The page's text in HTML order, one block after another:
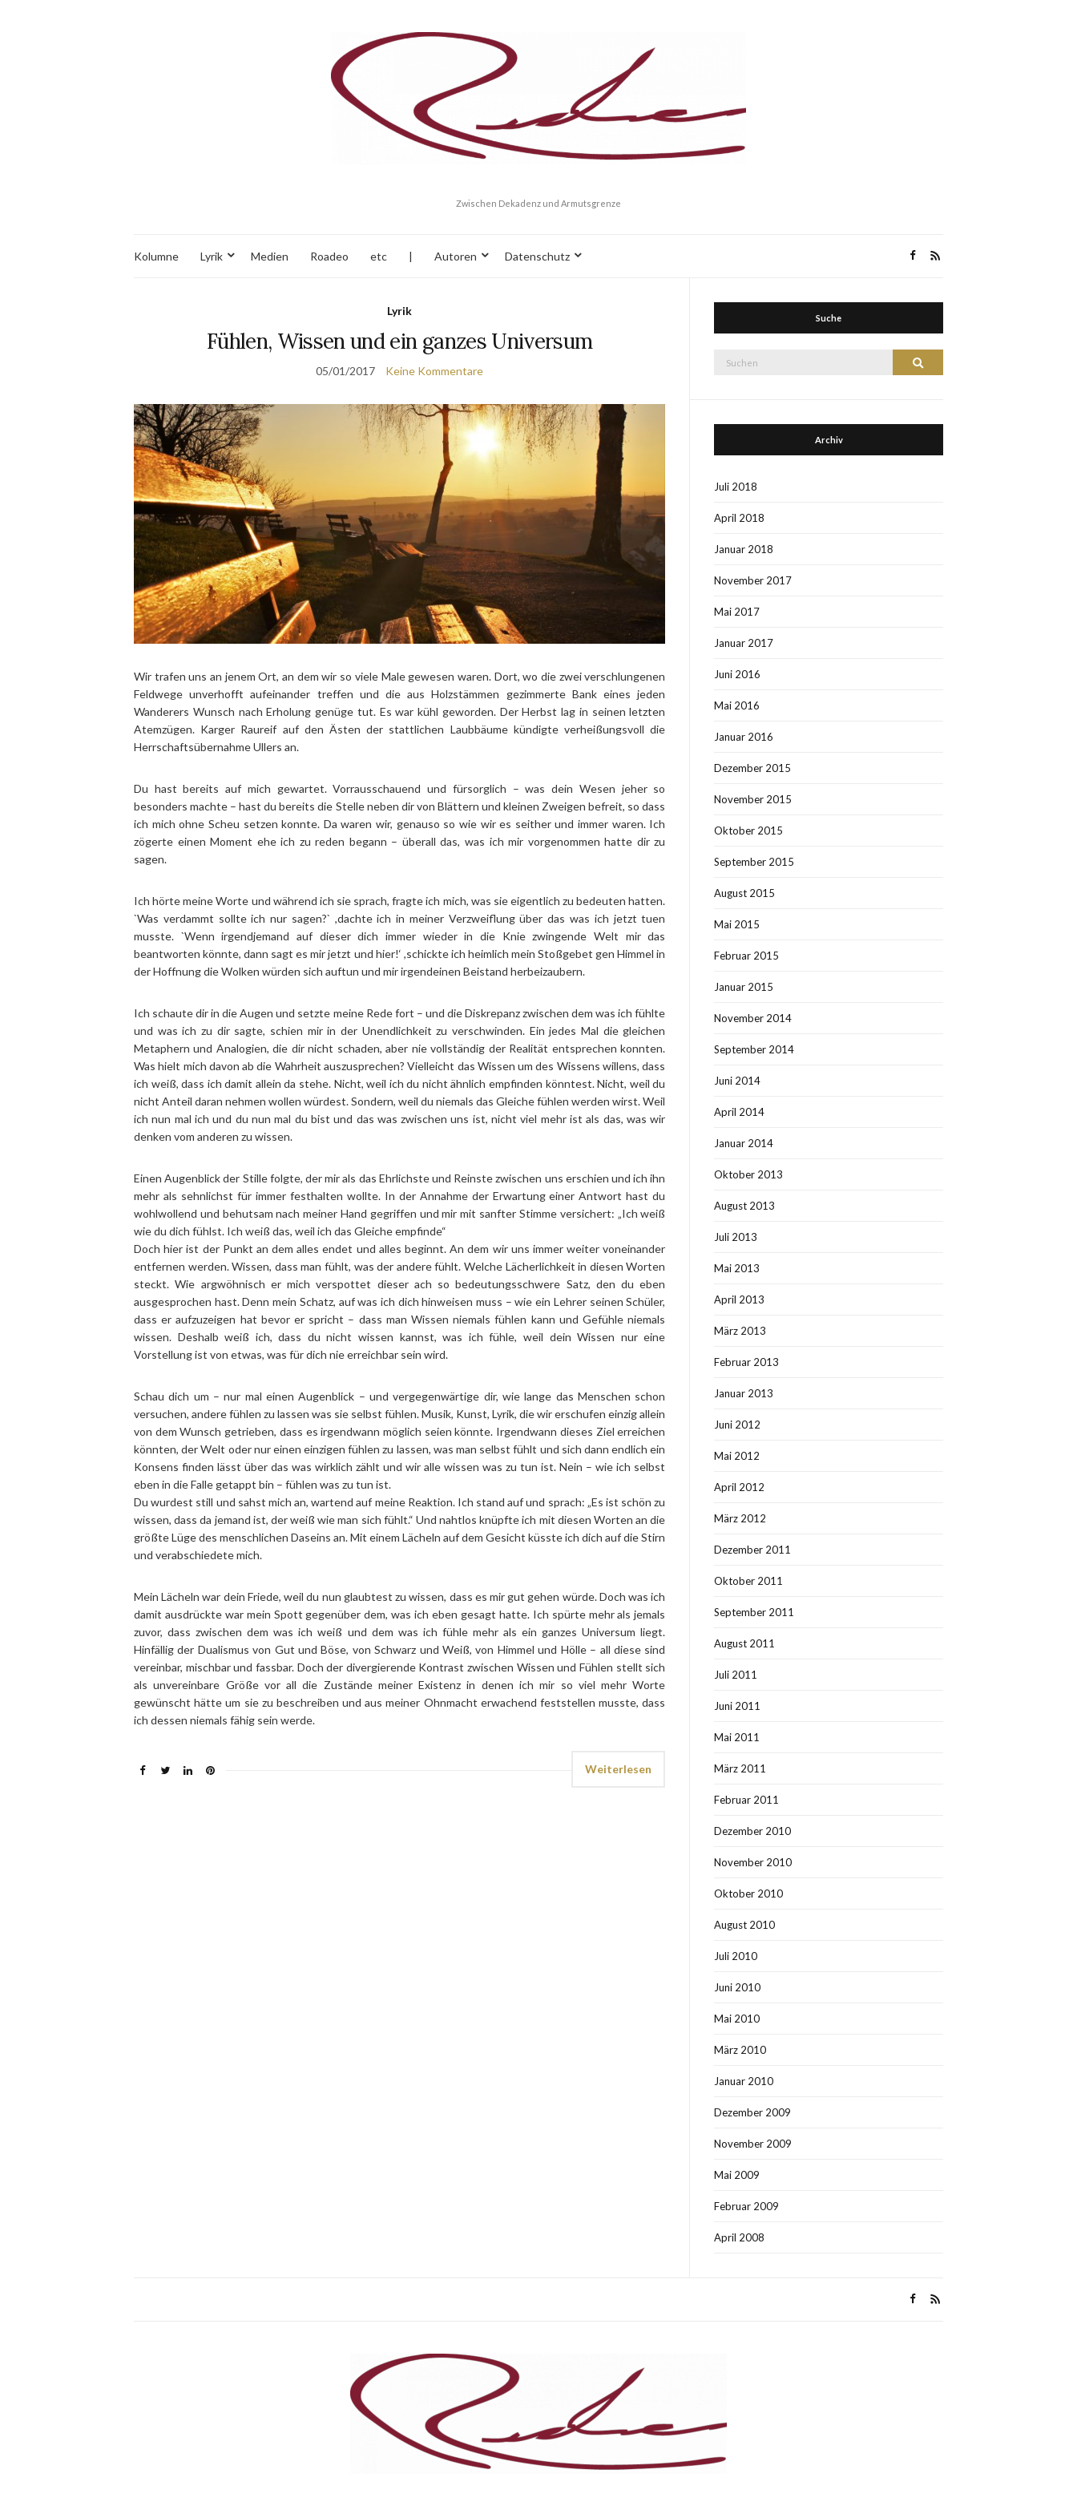
Zwischen Dekadenz und Armutsgrenze
Kolumne Lyrik Medien Roadeo etc | Autoren Datenschutz
Lyrik
Fühlen, Wissen und ein ganzes Universum
05/01/2017 Keine Kommentare
Wir trafen uns an jenem Ort, an dem wir so viele Male gewesen waren. Dort, wo die zwei verschlungenen
Feldwege unverhofft aufeinander treffen und die aus Holzstämmen gezimmerte Bank eines jeden
Wanderers Wunsch nach Erholung genüge tut. Es war kühl geworden. Der Herbst lag in seinen letzten
Atemzügen. Karger Raureif auf den Ästen der stattlichen Laubbäume kündigte verheißungsvoll die
Herrschaftsübernahme Ullers an.
Du hast bereits auf mich gewartet. Vorrausschauend und fürsorglich – was dein Wesen jeher so
besonders machte – hast du bereits die Stelle neben dir von Blättern und kleinen Zweigen befreit, so dass
ich mich ohne Scheu setzen konnte. Da waren wir, genauso so wie wir es seither und immer waren. Ich
zögerte einen Moment ehe ich zu reden begann – überall das, was ich mir vorgenommen hatte dir zu
sagen.
Ich hörte meine Worte und während ich sie sprach, fragte ich mich, was sie eigentlich zu bedeuten hatten.
`Was verdammt sollte ich nur sagen?` ,dachte ich in meiner Verzweiflung über das was ich jetzt tuen
musste. `Wenn irgendjemand auf dieser dich immer wieder in die Knie zwingende Welt mir das
beantworten könnte, dann sagt es mir jetzt und hier!‘ ,schickte ich heimlich mein Stoßgebet gen Himmel in
der Hoffnung die Wolken würden sich auftun und mir irgendeinen Beistand herbeizaubern.
Ich schaute dir in die Augen und setzte meine Rede fort – und die Diskrepanz zwischen dem was ich fühlte
und was ich zu dir sagte, schien mir in der Unendlichkeit zu verschwinden. Ein jedes Mal die gleichen
Metaphern und Analogien, die dir nicht schaden, aber nie vollständig der Realität entsprechen konnten.
Was hielt mich davon ab die Wahrheit auszusprechen? Vielleicht das Wissen um des Wissens willens, dass
ich weiß, dass ich damit allein da stehe. Nicht, weil ich du nicht ähnlich empfinden könntest. Nicht, weil du
nicht Anteil daran nehmen wollen würdest. Sondern, weil du niemals das Gleiche fühlen werden wirst. Weil
ich nun mal ich und du nun mal du bist und das was zwischen uns ist, nicht viel mehr ist als das, was wir
denken vom anderen zu wissen.
Einen Augenblick der Stille folgte, der mir als das Ehrlichste und Reinste zwischen uns erschien und ich ihn
mehr als sehnlichst für immer festhalten wollte. In der Annahme der Erwartung einer Antwort hast du
wohlwollend und behutsam nach meiner Hand gegriffen und mir mit sanfter Stimme versichert: „Ich weiß
wie du dich fühlst. Ich weiß das, weil ich das Gleiche empfinde“
Doch hier ist der Punkt an dem alles endet und alles beginnt. An dem wir uns immer weiter voneinander
entfernen werden. Wissen, dass man fühlt, was der andere fühlt. Welche Lächerlichkeit in diesen Worten
steckt. Wie argwöhnisch er mich verspottet dieser ach so bedeutungsschwere Satz, den du eben
ausgesprochen hast. Denn mein Schatz, auf was ich dich hinweisen muss – wie ein Lehrer seinen Schüler,
dass er aufzuzeigen hat bevor er spricht – dass man Wissen niemals fühlen kann und Gefühle niemals
wissen. Deshalb weiß ich, dass du nicht wissen kannst, was ich fühle, weil dein Wissen nur eine
Vorstellung ist von etwas, was für dich nie erreichbar sein wird.
Schau dich um – nur mal einen Augenblick – und vergegenwärtige dir, wie lange das Menschen schon
versuchen, andere fühlen zu lassen was sie selbst fühlen. Musik, Kunst, Lyrik, die wir erschufen einzig allein
von dem Wunsch getrieben, dass es irgendwann möglich seien könnte. Irgendwann dieses Ziel erreichen
könnten, der Welt oder nur einen einzigen fühlen zu lassen, was man selbst fühlt und sich dann endlich ein
Konsens finden lässt über das was wirklich zählt und wir alle wissen was zu tun ist. Nein – wie ich selbst
eben in die Falle getappt bin – fühlen was zu tun ist.
Du wurdest still und sahst mich an, wartend auf meine Reaktion. Ich stand auf und sprach: „Es ist schön zu
wissen, dass da jemand ist, der weiß wie man sich fühlt.“ Und nahtlos knüpfte ich mit diesen Worten an die
größte Lüge des menschlichen Daseins an. Mit einem Lächeln auf dem Gesicht küsste ich dich auf die Stirn
und verabschiedete mich.
Mein Lächeln war dein Friede, weil du nun glaubtest zu wissen, dass es mir gut gehen würde. Doch was ich
damit ausdrückte war mein Spott gegenüber dem, was ich eben gesagt hatte. Ich spürte mehr als jemals
zuvor, dass zwischen dem was ich weiß und dem was ich fühle mehr als ein ganzes Universum liegt.
Hinfällig der Dualismus von Gut und Böse, von Schwarz und Weiß, von Himmel und Hölle – all diese sind
vereinbar, mischbar und fassbar. Doch der divergierende Kontrast zwischen Wissen und Fühlen stellt sich
als unvereinbare Größe vor all die Zustände meiner Existenz in denen ich mir so viel mehr Worte
gewünscht hätte um sie zu beschreiben und aus meiner Ohnmacht erwachend feststellen musste, dass
ich dessen niemals fähig sein werde.
Weiterlesen
Suche
Suchen
Archiv
Juli 2018
April 2018
Januar 2018
November 2017
Mai 2017
Januar 2017
Juni 2016
Mai 2016
Januar 2016
Dezember 2015
November 2015
Oktober 2015
September 2015
August 2015
Mai 2015
Februar 2015
Januar 2015
November 2014
September 2014
Juni 2014
April 2014
Januar 2014
Oktober 2013
August 2013
Juli 2013
Mai 2013
April 2013
März 2013
Februar 2013
Januar 2013
Juni 2012
Mai 2012
April 2012
März 2012
Dezember 2011
Oktober 2011
September 2011
August 2011
Juli 2011
Juni 2011
Mai 2011
März 2011
Februar 2011
Dezember 2010
November 2010
Oktober 2010
August 2010
Juli 2010
Juni 2010
Mai 2010
März 2010
Januar 2010
Dezember 2009
November 2009
Mai 2009
Februar 2009
April 2008